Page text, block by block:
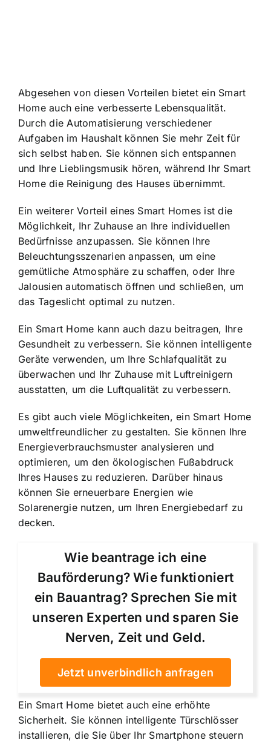
Abgesehen von diesen Vorteilen bietet ein Smart
Home auch eine verbesserte Lebensqualität.
Durch die Automatisierung verschiedener
Aufgaben im Haushalt können Sie mehr Zeit für
sich selbst haben. Sie können sich entspannen
und Ihre Lieblingsmusik hören, während Ihr Smart
Home die Reinigung des Hauses übernimmt.
Ein weiterer Vorteil eines Smart Homes ist die
Möglichkeit, Ihr Zuhause an Ihre individuellen
Bedürfnisse anzupassen. Sie können Ihre
Beleuchtungsszenarien anpassen, um eine
gemütliche Atmosphäre zu schaffen, oder Ihre
Jalousien automatisch öffnen und schließen, um
das Tageslicht optimal zu nutzen.
Ein Smart Home kann auch dazu beitragen, Ihre
Gesundheit zu verbessern. Sie können intelligente
Geräte verwenden, um Ihre Schlafqualität zu
überwachen und Ihr Zuhause mit Luftreinigern
ausstatten, um die Luftqualität zu verbessern.
Es gibt auch viele Möglichkeiten, ein Smart Home
umweltfreundlicher zu gestalten. Sie können Ihre
Energieverbrauchsmuster analysieren und
optimieren, um den ökologischen Fußabdruck
Ihres Hauses zu reduzieren. Darüber hinaus
können Sie erneuerbare Energien wie
Solarenergie nutzen, um Ihren Energiebedarf zu
decken.
Wie beantrage ich eine
Bauförderung? Wie funktioniert
ein Bauantrag? Sprechen Sie mit
unseren Experten und sparen Sie
Nerven, Zeit und Geld.
Jetzt unverbindlich anfragen
Ein Smart Home bietet auch eine erhöhte
Sicherheit. Sie können intelligente Türschlösser
installieren, die Sie über Ihr Smartphone steuern